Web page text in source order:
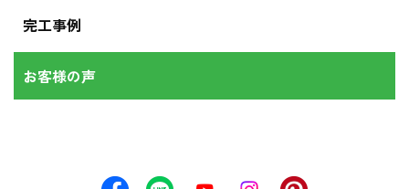
完工事例
お客様の声